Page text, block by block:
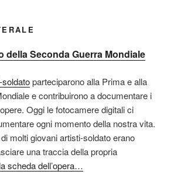
della Seconda Guerra Mondiale
parteciparono alla Prima e alla
e contribuirono a documentare i
Oggi le fotocamere digitali ci
ogni momento della nostra vita.
molti giovani artisti-soldato erano
una traccia della propria
scheda dell’opera…